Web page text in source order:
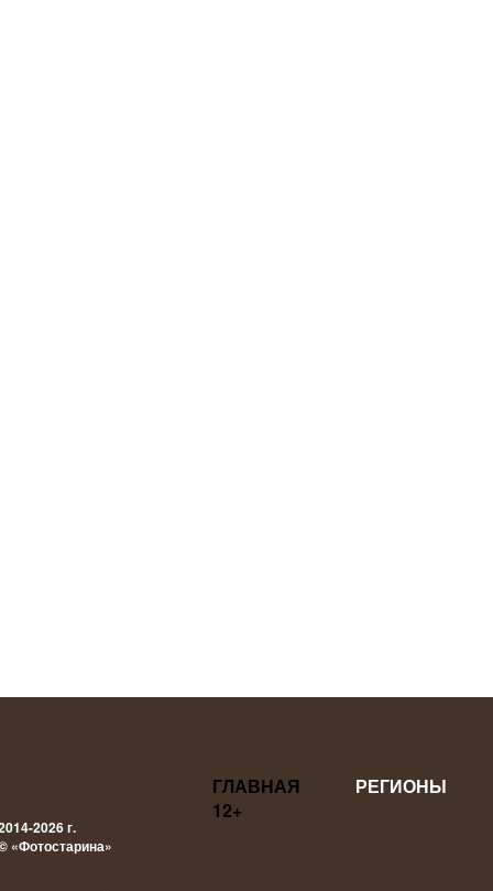
2026 г.
«Фотостарина»
ГЛАВНАЯ
РЕГИОНЫ
12+